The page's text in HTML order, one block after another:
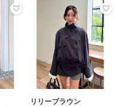
リリーブラウン